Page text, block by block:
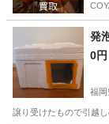
0円
福岡
譲り受けたもので引越